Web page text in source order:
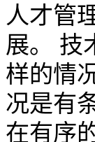
人才管
展。 技
样的情
况是有
在有序